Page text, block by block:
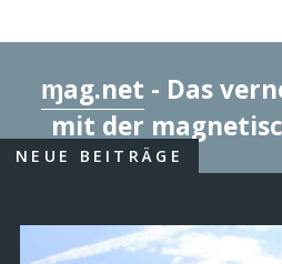
ɱag.net - Das
mit der
NEUE BEITRÄGE